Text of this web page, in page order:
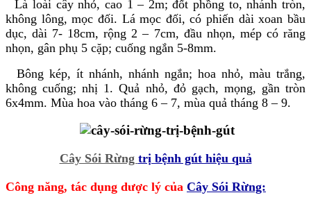
Là loài cây nhỏ, cao 1 – 2m; đốt phồng to, nhánh tròn,
không lông, mọc đối. Lá mọc đối, có phiến dài xoan bầu
dục, dài 7- 18cm, rộng 2 – 7cm, đầu nhọn, mép có răng
nhọn, gân phụ 5 cặp; cuống ngắn 5-8mm.
Bông kép, ít nhánh, nhánh ngắn; hoa nhỏ, màu trắng,
không cuống; nhị 1. Quả nhỏ, đỏ gạch, mọng, gần tròn
6x4mm. Mùa hoa vào tháng 6 – 7, mùa quả tháng 8 – 9.
Cây Sói Rừng trị bệnh gút hiệu quả
Công năng, tác dụng dược lý của Cây Sói Rừng: